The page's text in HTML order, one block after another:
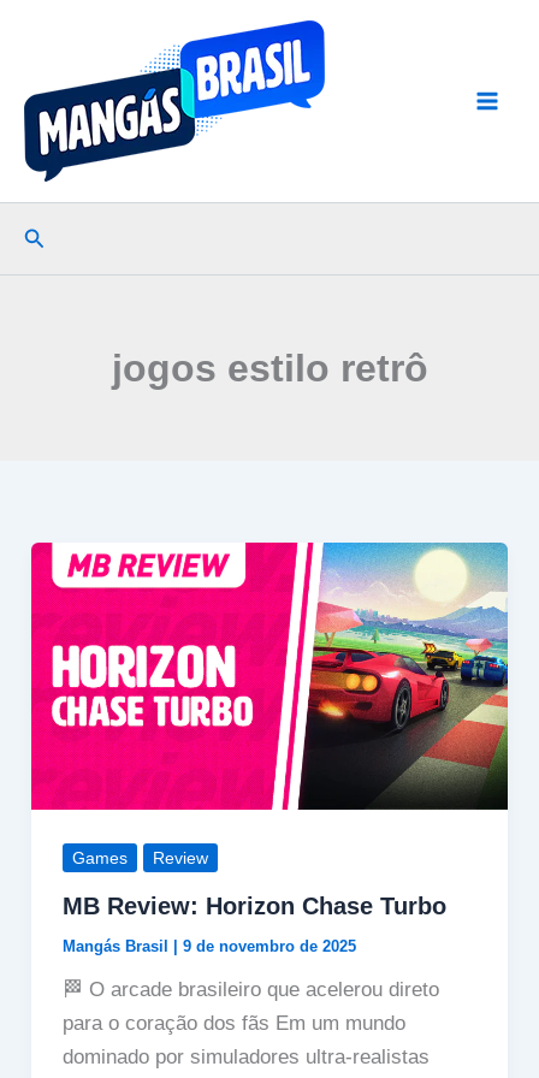
conteúdo
Pesquisar
jogos estilo retrô
Games Review
MB Review: Horizon Chase Turbo
Mangás Brasil 9 de novembro de 2025
🏁 O arcade brasileiro que acelerou direto
para o coração dos fãs Em um mundo
dominado por simuladores ultra-realistas